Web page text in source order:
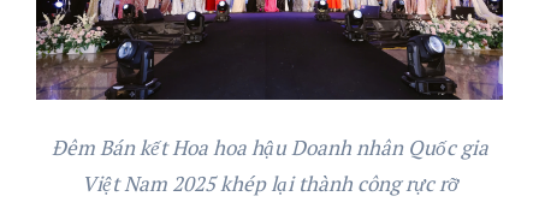
Đêm Bán kết Hoa hoa hậuDoanh nhân Quốc gia
Việt Nam 2025khép lạithành công rực rỡ